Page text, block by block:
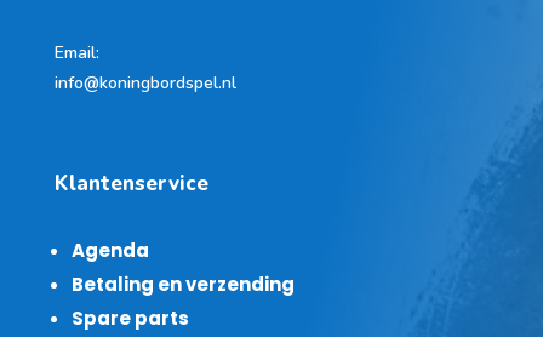
Email:
info@koningbordspel.nl
Klantenservice
Agenda
Betaling en verzending
Spare parts